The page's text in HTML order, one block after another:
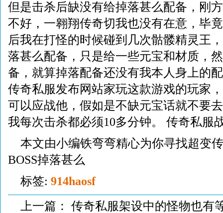
但是击杀后缺没有给掉落甚么配备，刚
不好，一翱翔传奇切我也没有在意，毕
后我在打怪的时候碰到几次骷髅精灵王
落甚么配备，只是给一些元宝和材质，
备，就算掉落配备还没有我本人身上的
传奇私服发布网站家玩这款游戏的玩家
可以应战他，假如是不缺元宝话就不要
我每次击杀都必须10多分钟。 传奇私服
本文由小编铁弯弯精心为你寻找超变
BOSS掉落甚么
标签: 914haosf
上一篇： 传奇私服架设中的怪物也有